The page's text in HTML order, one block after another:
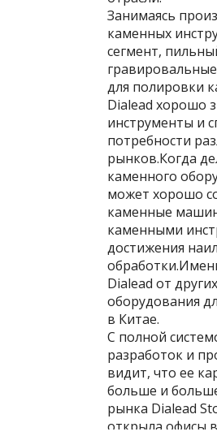
Занимаясь
каменных
сегмент,
для полировки
Dialead хорошо
инструменты и
потребности
рынков.Когда
каменного
может хорошо
каменные
каменными
достижения
Dialead от
оборудования
в Китае.
С полной
разработок и
видит, что ее
больше и
рынка Dialead
открыла офисы